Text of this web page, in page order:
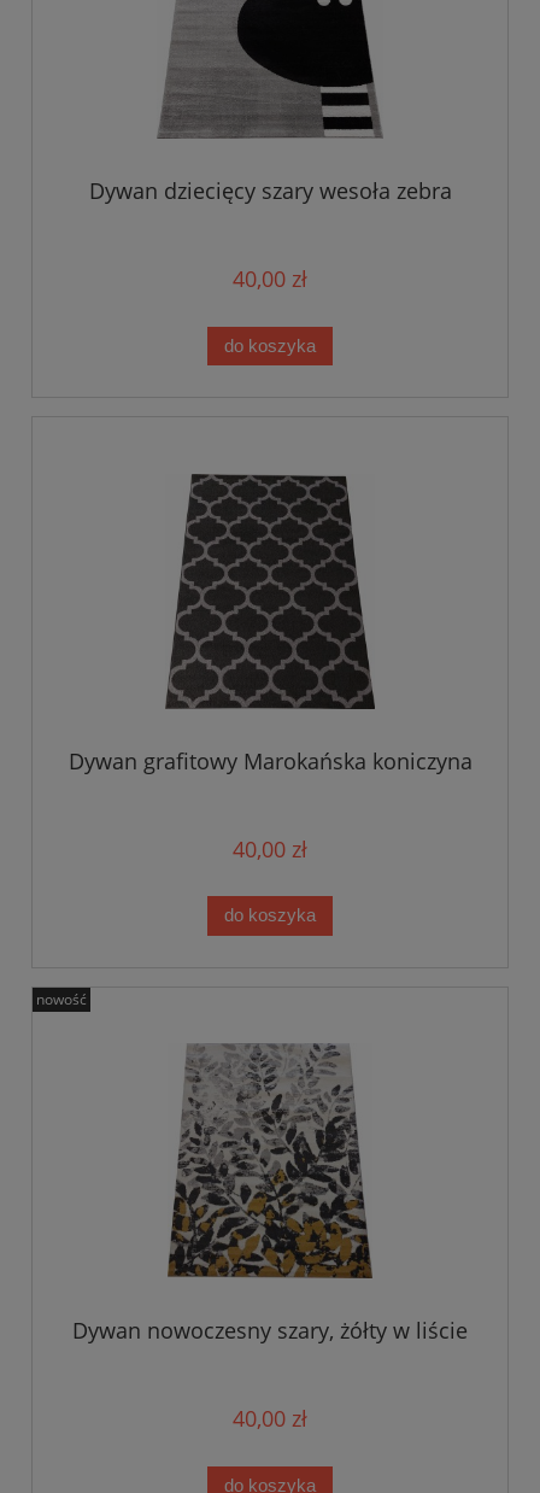
Dywan dziecięcy szary wesoła zebra
40,00 zł
do koszyka
Dywan grafitowy Marokańska koniczyna
40,00 zł
do koszyka
Dywan nowoczesny szary, żółty w liście
40,00 zł
do koszyka
nowość